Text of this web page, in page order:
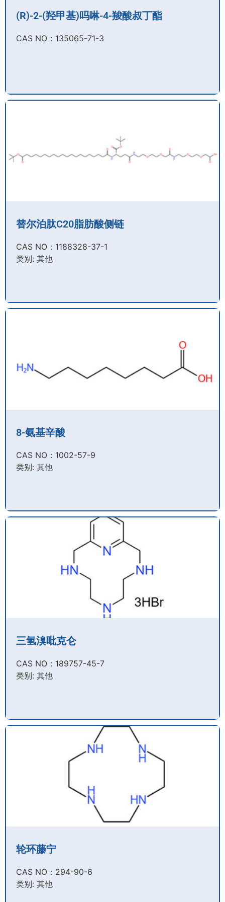
(R)-2-(羟甲基)吗啉-4-羧酸叔丁酯
CAS NO：135065-71-3
替尔泊肽C20脂肪酸侧链
CAS NO：1188328-37-1
类别: 其他
8-氨基辛酸
CAS NO：1002-57-9​
类别: 其他
三氢溴吡克仑
CAS NO：189757-45-7​
类别: 其他
轮环藤宁
CAS NO：294-90-6​
类别: 其他